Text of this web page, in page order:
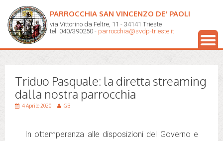
PARROCCHIA SAN VINCENZO DE' PAOLI
via Vittorino da Feltre, 11 - 34141 Trieste
tel. 040/390250 - parrocchia@svdp-trieste.it
Triduo Pasquale: la diretta streaming
dalla nostra parrocchia
4 Aprile 2020 GB
In ottemperanza alle disposizioni del Governo e